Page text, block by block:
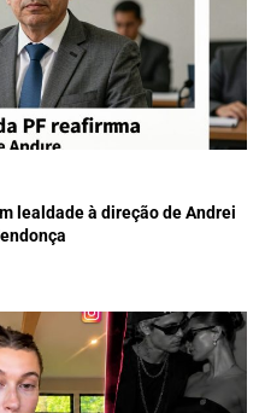
lealdade à direção de Andrei